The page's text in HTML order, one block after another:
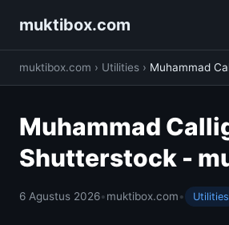
muktibox.com
muktibox.com › Utilities › Muhammad
Muhammad
Shutterstock -
6 Agustus 2026•muktibox.com• Utilities